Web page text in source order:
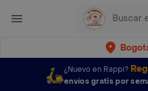
¿Nuevo en Rappi?
envíos gratis por